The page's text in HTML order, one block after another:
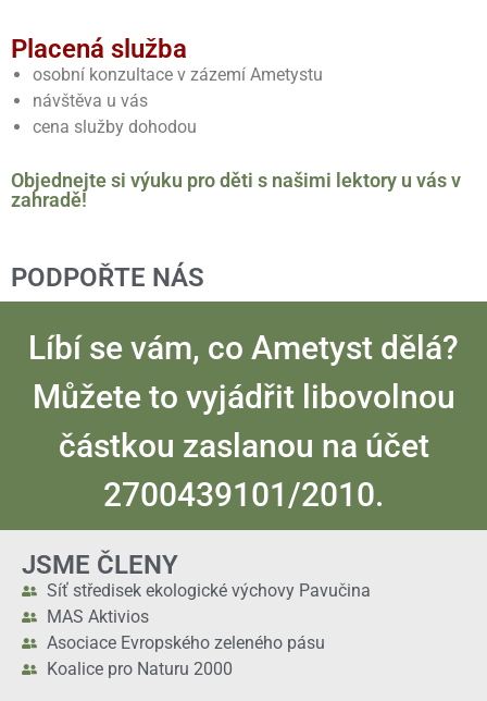
Placená služba
osobní konzultace v zázemí Ametystu
návštěva u vás
cena služby dohodou
Objednejte si výuku pro děti s našimi lektory u vás v
zahradě!
PODPOŘTE NÁS
Líbí se vám, co Ametyst dělá?
Můžete to vyjádřit libovolnou
částkou zaslanou na účet
2700439101/2010.
JSME ČLENY
Síť středisek ekologické výchovy Pavučina
MAS Aktivios
Asociace Evropského zeleného pásu
Koalice pro Naturu 2000